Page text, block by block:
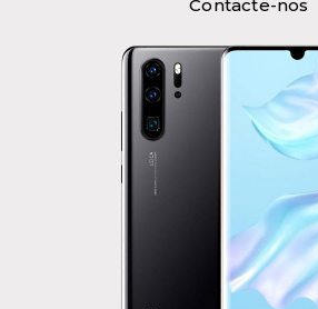
Contacte-nos